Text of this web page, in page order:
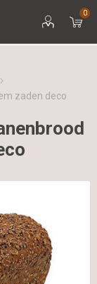
0
zaden deco